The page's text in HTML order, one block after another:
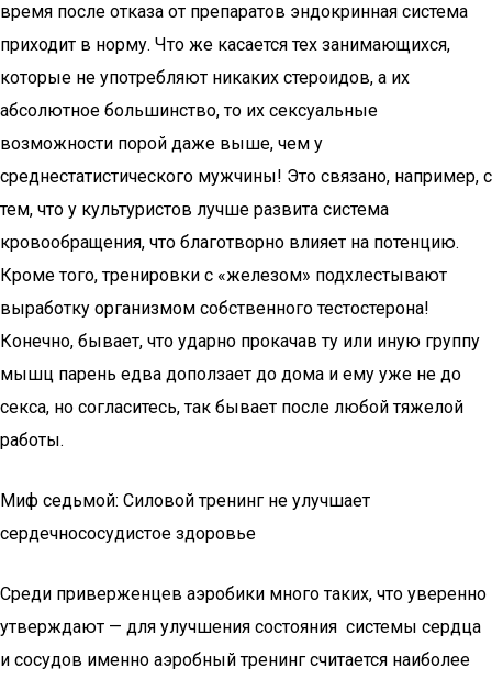
время после отказа от препаратов эндокринная система
приходит в норму. Что же касается тех занимающихся,
которые не употребляют никаких стероидов, а их
абсолютное большинство, то их сексуальные
возможности порой даже выше, чем у
среднестатистического мужчины! Это связано, например, с
тем, что у культуристов лучше развита система
кровообращения, что благотворно влияет на потенцию.
Кроме того, тренировки с «железом» подхлестывают
выработку организмом собственного тестостерона!
Конечно, бывает, что ударно прокачав ту или иную группу
мышц парень едва доползает до дома и ему уже не до
секса, но согласитесь, так бывает после любой тяжелой
работы.
Миф седьмой: Силовой тренинг не улучшает
сердечнососудистое здоровье
Среди приверженцев аэробики много таких, что уверенно
утверждают — для улучшения состояния системы сердца
и сосудов именно аэробный тренинг считается наиболее